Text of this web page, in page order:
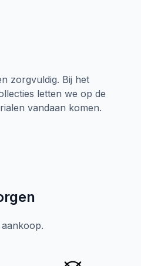
zorgvuldig. Bij het
letten we op de
vandaan komen.